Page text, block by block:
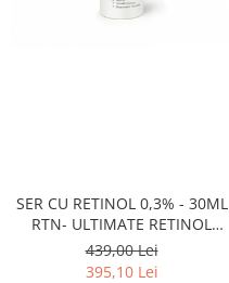
SER CU RETINOL 0,3% - 30ML
RTN- ULTIMATE RETINOL
SERUM INTENSITY 2 30ML
439,00 Lei
395,10 Lei